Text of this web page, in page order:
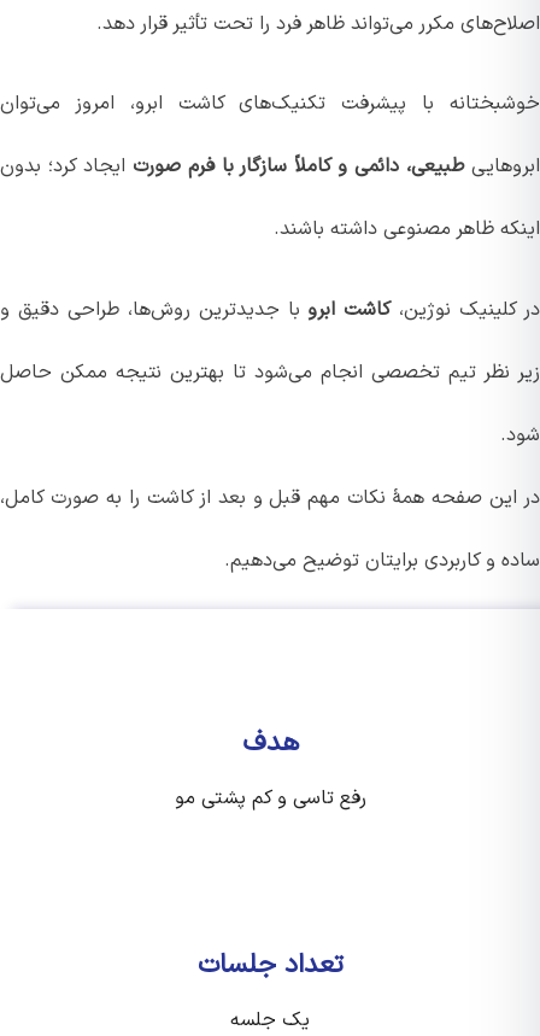
مکرر می‌تواند ظاهر فرد را تحت تأثیر قرار دهد.
با پیشرفت تکنیک‌های کاشت ابرو، امروز می‌توان
طبیعی، دائمی و کاملاً سازگار با فرم صورتایجاد کرد؛ بدون
ظاهر مصنوعی داشته باشند.
نوژین،کاشت ابروبا جدیدترین روش‌ها، طراحی دقیق و
نظر تیم تخصصی انجام می‌شود تا بهترین نتیجه ممکن حاصل
صفحه همهٔ نکات مهم قبل و بعد از کاشت را به صورت کامل،
و کاربردی برایتان توضیح می‌دهیم.
هدف
رفع تاسی و کم پشتی مو
تعداد جلسات
یک جلسه